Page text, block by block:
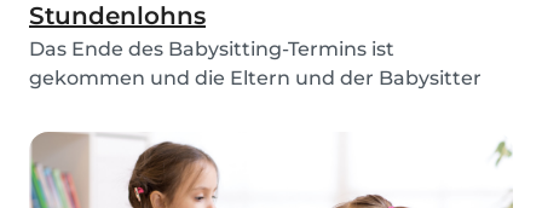
Stundenlohns
Das Ende des Babysitting-Termins ist
gekommen und die Eltern und der Babysitter
wichtige Frage wenn es um das Thema
Babysitter geht ist die Bezahlung des
Babysitters. Habt ihr euch schon ein...